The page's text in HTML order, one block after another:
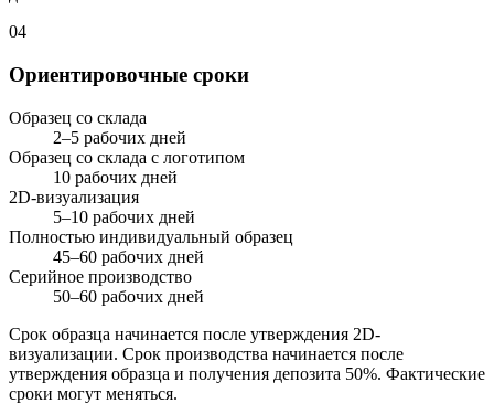
04
Ориентировочные сроки
Образец со склада
2–5 рабочих дней
Образец со склада с логотипом
10 рабочих дней
2D-визуализация
5–10 рабочих дней
Полностью индивидуальный образец
45–60 рабочих дней
Серийное производство
50–60 рабочих дней
Срок образца начинается после утверждения 2D-
визуализации. Срок производства начинается после
утверждения образца и получения депозита 50%. Фактические
сроки могут меняться.